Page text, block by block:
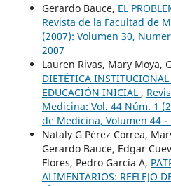
Gerardo Bauce, EL
Revista de la Facultad de
(2007): Volumen 30,
2007
Lauren Rivas, Mary Moya,
DIETÉTICA
EDUCACIÓN INICIAL ,
Medicina: Vol. 44 Núm. 1
de Medicina, Volumen 44 -
Nataly G Pérez Correa,
Gerardo Bauce, Edgar
Flores, Pedro García A,
ALIMENTARIOS: REFLEJO